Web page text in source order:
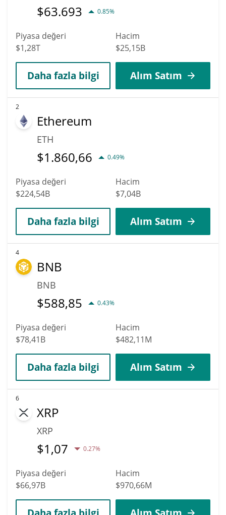
$63.693 0.85%
Piyasa değeri
$1,28T
Hacim
$25,15B
Daha fazla bilgi Alım Satım
2
Ethereum
ETH
$1.860,66 0.49%
Piyasa değeri
$224,54B
Hacim
$7,04B
Daha fazla bilgi Alım Satım
4
BNB
BNB
$588,85 0.43%
Piyasa değeri
$78,41B
Hacim
$482,11M
Daha fazla bilgi Alım Satım
6
XRP
XRP
$1,07 0.27%
Piyasa değeri
$66,97B
Hacim
$970,66M